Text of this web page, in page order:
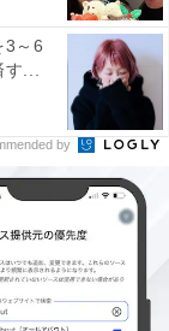
3～6
す...
by